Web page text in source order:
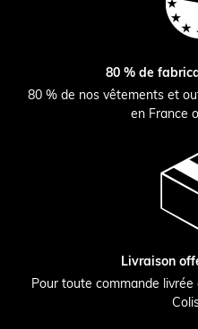
80 % de
80 % de nos vêtements et
en France
Livraison
Pour toute commande